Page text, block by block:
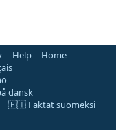
Help
Home
dansk
🇫🇮 Faktat suomeksi